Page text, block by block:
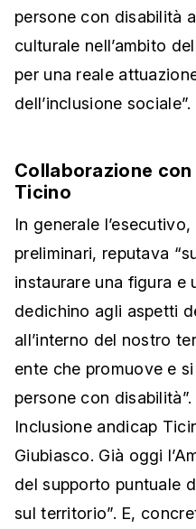
persone con disabilità
culturale nell’ambito
per una reale
dell’inclusione sociale”.
Collaborazione
Ticino
In generale
preliminari, reputava
instaurare una figura e
dedichino agli aspetti
all’interno del nostro
ente che promuove e
persone con
Inclusione andicap
Giubiasco. Già oggi
del supporto puntuale
sul territorio”. E,